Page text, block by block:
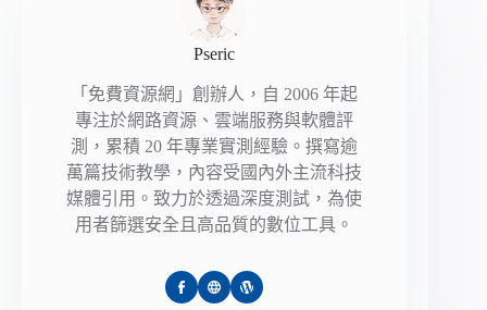
Pseric
「免費資源網」創辦人，自 2006 年起
專注於網路資源、雲端服務與軟體評
測，累積 20 年專業實測經驗。撰寫逾
萬篇技術教學，內容受國內外主流科技
媒體引用。致力於透過深度測試，為使
用者篩選安全且高品質的數位工具。